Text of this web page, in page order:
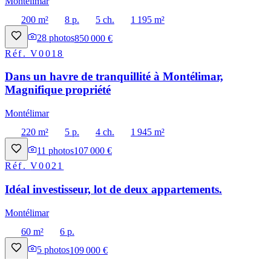
200 m²
8 p. 5 ch.
1 195 m²
28 photos850 000 €
Réf.V0018
Dans un havre de tranquillité à Montélimar,
Magnifique propriété
Montélimar
220 m²
5 p. 4 ch.
1 945 m²
11 photos107 000 €
Réf.V0021
Idéal investisseur, lot de deux appartements.
Montélimar
60 m²
6 p.
5 photos109 000 €